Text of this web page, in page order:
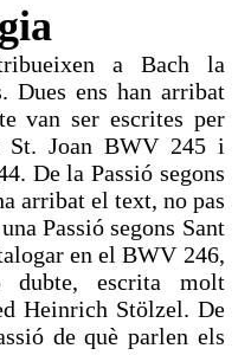
a Bach la
Dues ens han arribat
van ser escrites per
St. Joan BWV 245 i
De la Passió segons
arribat el text, no pas
Passió segons Sant
en el BWV 246,
dubte, escrita molt
Heinrich Stölzel. De
de què parlen els